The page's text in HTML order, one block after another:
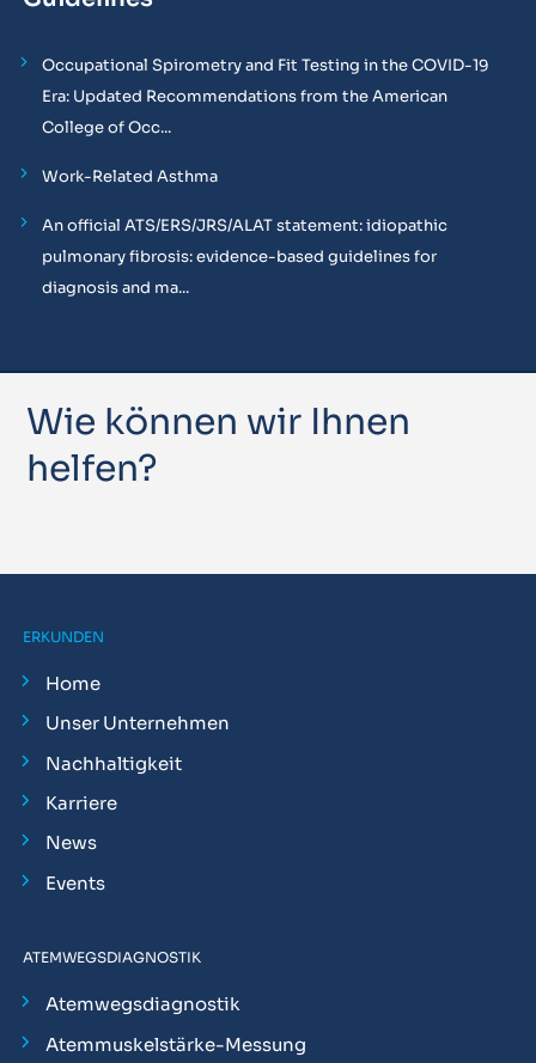
Occupational Spirometry and Fit Testing in the COVID-19
Era: Updated Recommendations from the American
College of Occ...
Work-Related Asthma
An official ATS/ERS/JRS/ALAT statement: idiopathic
pulmonary fibrosis: evidence-based guidelines for
diagnosis and ma...
Wie können wir Ihnen
helfen?
ERKUNDEN
Home
Unser Unternehmen
Nachhaltigkeit
Karriere
News
Events
ATEMWEGSDIAGNOSTIK
Atemwegsdiagnostik
Atemmuskelstärke-Messung